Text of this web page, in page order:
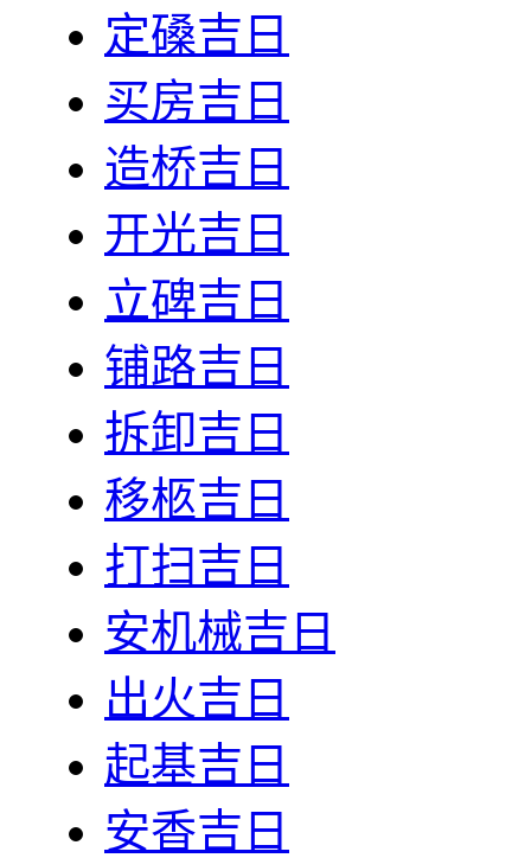
定磉吉日
买房吉日
造桥吉日
开光吉日
立碑吉日
铺路吉日
拆卸吉日
移柩吉日
打扫吉日
安机械吉日
出火吉日
起基吉日
安香吉日